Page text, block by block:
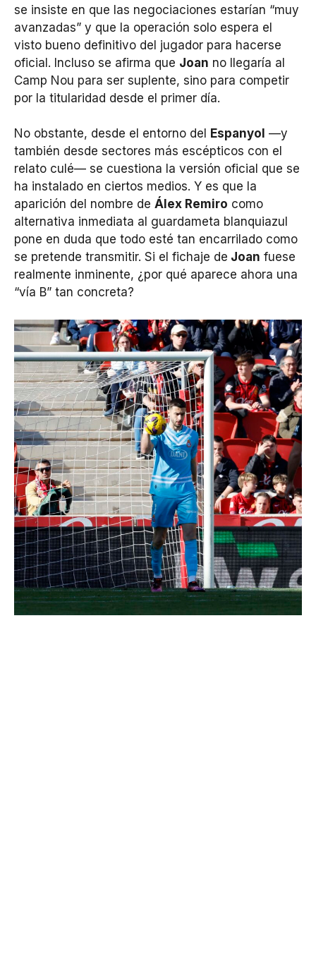
se insiste en que las negociaciones estarían “muy
avanzadas” y que la operación solo espera el
visto bueno definitivo del jugador para hacerse
oficial. Incluso se afirma que Joan no llegaría al
Camp Nou para ser suplente, sino para competir
por la titularidad desde el primer día.
No obstante, desde el entorno del Espanyol —y
también desde sectores más escépticos con el
relato culé— se cuestiona la versión oficial que se
ha instalado en ciertos medios. Y es que la
aparición del nombre de Álex Remiro como
alternativa inmediata al guardameta blanquiazul
pone en duda que todo esté tan encarrilado como
se pretende transmitir. Si el fichaje de Joan fuese
realmente inminente, ¿por qué aparece ahora una
“vía B” tan concreta?